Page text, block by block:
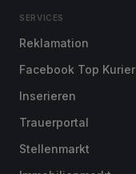
SERVICES
Reklamation
Facebook Top Kurier
Inserieren
Trauerportal
Stellenmarkt